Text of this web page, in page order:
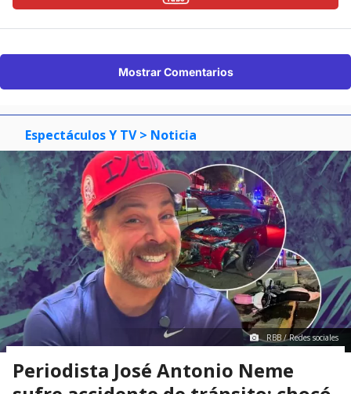
Mostrar Comentarios
Espectáculos Y TV > Noticia
RBB / Redes sociales
Periodista José Antonio Neme